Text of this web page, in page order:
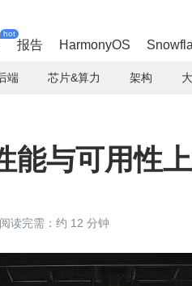
hot
报告 HarmonyOS
端 芯片&算力 架构
能与可用性
阅读完需：约 12 分钟